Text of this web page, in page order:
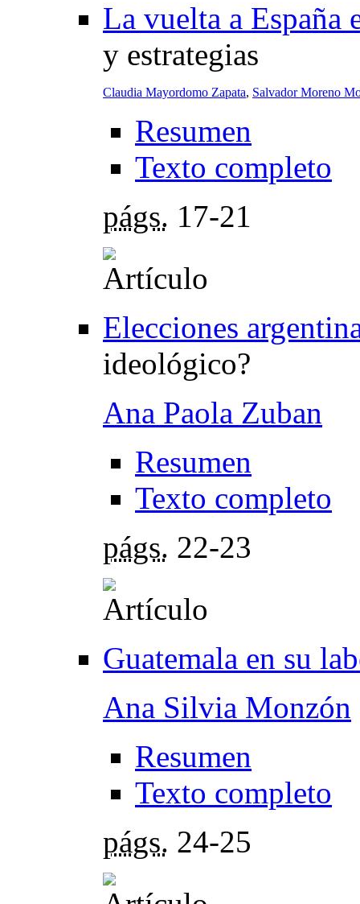
La vuelta a España
y estrategias
Claudia Mayordomo Zapata, Salvador Moreno
Resumen
Texto completo
págs. 17-21
Elecciones
ideológico?
Ana Paola Zuban
Resumen
Texto completo
págs. 22-23
Guatemala en su
Ana Silvia Monzón
Resumen
Texto completo
págs. 24-25